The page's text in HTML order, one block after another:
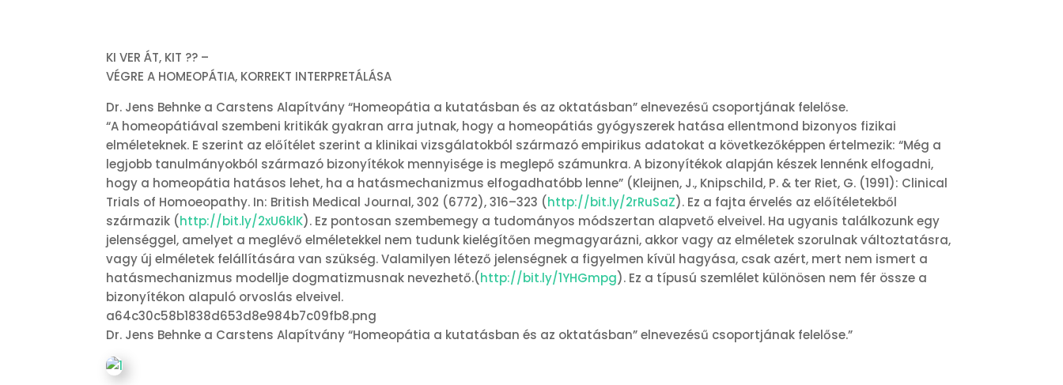
KI VER ÁT, KIT ?? –
VÉGRE A HOMEOPÁTIA, KORREKT INTERPRETÁLÁSA
Dr. Jens Behnke a Carstens Alapítvány “Homeopátia a kutatásban és az oktatásban” elnevezésű csoportjának felelőse.
“A homeopátiával szembeni kritikák gyakran arra jutnak, hogy a homeopátiás gyógyszerek hatása ellentmond bizonyos fizikai
elméleteknek. E szerint az előítélet szerint a klinikai vizsgálatokból származó empirikus adatokat a következőképpen értelmezik: “Még a
legjobb tanulmányokból származó bizonyítékok mennyisége is meglepő számunkra. A bizonyítékok alapján készek lennénk elfogadni,
hogy a homeopátia hatásos lehet, ha a hatásmechanizmus elfogadhatóbb lenne” (Kleijnen, J., Knipschild, P. & ter Riet, G. (1991): Clinical
Trials of Homoeopathy. In: British Medical Journal, 302 (6772), 316–323 (http://bit.ly/2rRuSaZ). Ez a fajta érvelés az előítéletekből
származik (http://bit.ly/2xU6klK). Ez pontosan szembemegy a tudományos módszertan alapvető elveivel. Ha ugyanis találkozunk egy
jelenséggel, amelyet a meglévő elméletekkel nem tudunk kielégítően megmagyarázni, akkor vagy az elméletek szorulnak változtatásra,
vagy új elméletek felállítására van szükség. Valamilyen létező jelenségnek a figyelmen kívül hagyása, csak azért, mert nem ismert a
hatásmechanizmus modellje dogmatizmusnak nevezhető.(http://bit.ly/1YHGmpg). Ez a típusú szemlélet különösen nem fér össze a
bizonyítékon alapuló orvoslás elveivel.
a64c30c58b1838d653d8e984b7c09fb8.png
Dr. Jens Behnke a Carstens Alapítvány “Homeopátia a kutatásban és az oktatásban” elnevezésű csoportjának felelőse.”